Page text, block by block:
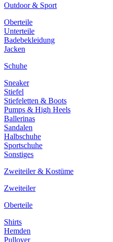
Outdoor & Sport
Oberteile
Unterteile
Badebekleidung
Jacken
Schuhe
Sneaker
Stiefel
Stiefeletten & Boots
Pumps & High Heels
Ballerinas
Sandalen
Halbschuhe
Sportschuhe
Sonstiges
Zweiteiler & Kostüme
Zweiteiler
Oberteile
Shirts
Hemden
Pullover